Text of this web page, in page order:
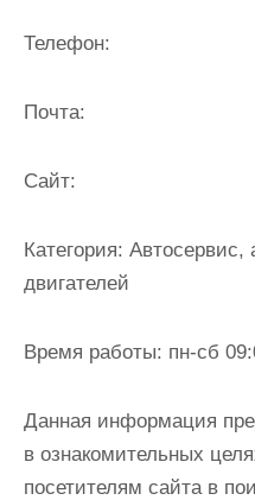
Телефон:
Почта:
Cайт:
Категория: Автосервис,
двигателей
Время работы: пн-сб
Данная информация
в ознакомительных
посетителям сайта в